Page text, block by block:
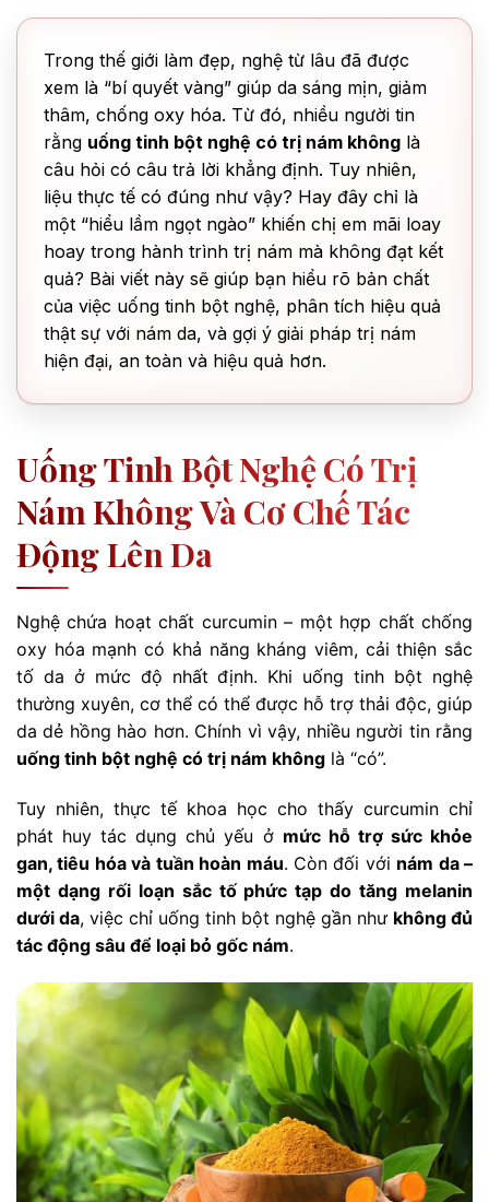
Trong thế giới làm đẹp, nghệ từ lâu đã được
xem là “bí quyết vàng” giúp da sáng mịn, giảm
thâm, chống oxy hóa. Từ đó, nhiều người tin
rằng uống tinh bột nghệ có trị nám không là
câu hỏi có câu trả lời khẳng định. Tuy nhiên,
liệu thực tế có đúng như vậy? Hay đây chỉ là
một “hiểu lầm ngọt ngào” khiến chị em mãi loay
hoay trong hành trình trị nám mà không đạt kết
quả? Bài viết này sẽ giúp bạn hiểu rõ bản chất
của việc uống tinh bột nghệ, phân tích hiệu quả
thật sự với nám da, và gợi ý giải pháp trị nám
hiện đại, an toàn và hiệu quả hơn.
Uống Tinh Bột Nghệ Có Trị
Nám Không Và Cơ Chế Tác
Động Lên Da
Nghệ chứa hoạt chất curcumin – một hợp chất chống
oxy hóa mạnh có khả năng kháng viêm, cải thiện sắc
tố da ở mức độ nhất định. Khi uống tinh bột nghệ
thường xuyên, cơ thể có thể được hỗ trợ thải độc, giúp
da dẻ hồng hào hơn. Chính vì vậy, nhiều người tin rằng
uống tinh bột nghệ có trị nám không là “có”.
Tuy nhiên, thực tế khoa học cho thấy curcumin chỉ
phát huy tác dụng chủ yếu ở mức hỗ trợ sức khỏe
gan, tiêu hóa và tuần hoàn máu. Còn đối với nám da –
một dạng rối loạn sắc tố phức tạp do tăng melanin
dưới da, việc chỉ uống tinh bột nghệ gần như không đủ
tác động sâu để loại bỏ gốc nám.